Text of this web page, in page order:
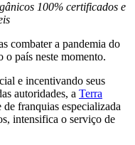
100% certificados e
combater a pandemia do
país neste momento.
e incentivando seus
autoridades, a Terra
franquias especializada
intensifica o serviço de